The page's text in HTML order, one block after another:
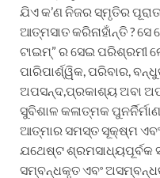
ଯିଏ କ’ଣ ନିଜର ସ୍ମୃତିର
ଆତ୍ମସାତ କରିନାହାଁନ୍ତି ?
ଟାଇମ୍” ର ସେଇ ପରିଶ୍ରମୀ
ପାରିପାର୍ଶ୍ୱିକ, ପରିବାର,
ଅପସନ୍ଦ,ପ୍ରକାଶ୍ୟ ଅବା
ସୁବିଶାଳ କଳାତ୍ମକ
ଆତ୍ମାର ସମସ୍ତ ସୂକ୍ଷ୍ମ
ଯଥେଷ୍ଟ ଶ୍ରମସାଧ୍ୟପୂର୍ବକ
ସମ୍ବନ୍ଧକୃତ ଏବଂ